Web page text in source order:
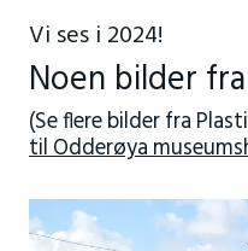
Vi ses i 2024!
Noen bilder
(Se flere bilder fra
til Odderøya